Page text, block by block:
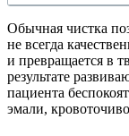
Обычная чистка
не всегда
и превращается в
результате
пациента
эмали,